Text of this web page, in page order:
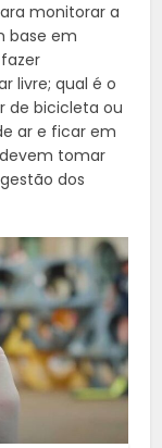
monitorar a
base em
livre; qual é o
de bicicleta ou
ar e ficar em
tomar
dos